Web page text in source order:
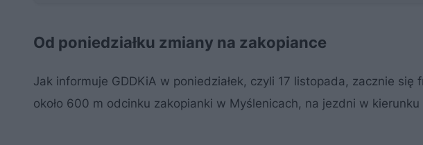
Od poniedziałku zmiany na zakopiance
Jak informuje GDDKiA w poniedziałek, czyli 17 listopada, zacznie
około 600 m odcinku zakopianki w Myślenicach, na jezdni w kierunku